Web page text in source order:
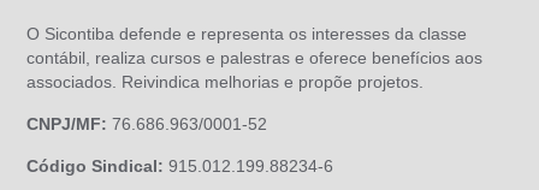
O Sicontiba defende e representa os interesses da classe
contábil, realiza cursos e palestras e oferece benefícios aos
associados. Reivindica melhorias e propõe projetos.
CNPJ/MF: 76.686.963/0001-52
Código Sindical: 915.012.199.88234-6